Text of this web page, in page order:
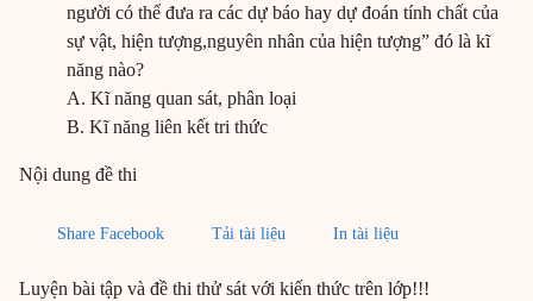
người có thể đưa ra các dự báo hay dự đoán tính chất của
sự vật, hiện tượng,nguyên nhân của hiện tượng” đó là kĩ
năng nào?
A. Kĩ năng quan sát, phân loại
B. Kĩ năng liên kết tri thức
Nội dung đề thi
Share Facebook Tải tài liệu In tài liệu
Luyện bài tập và đề thi thử sát với kiến thức trên lớp!!!